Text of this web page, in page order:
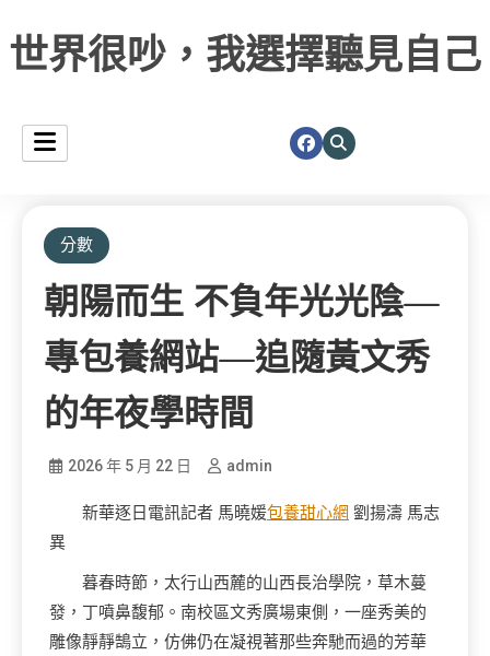
世界很吵，我選擇聽見自己
分數
朝陽而生 不負年光光陰—
專包養網站—追隨黃文秀
的年夜學時間
2026 年 5 月 22 日 admin
新華逐日電訊記者 馬曉媛包養甜心網 劉揚濤 馬志
異
暮春時節，太行山西麓的山西長治學院，草木蔓
發，丁噴鼻馥郁。南校區文秀廣場東側，一座秀美的
雕像靜靜鵠立，仿佛仍在凝視著那些奔馳而過的芳華